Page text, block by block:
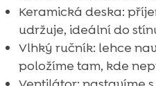
Keramická deska:
udržuje, ideální do
Vlhký ručník: lehce
položíme tam, kde